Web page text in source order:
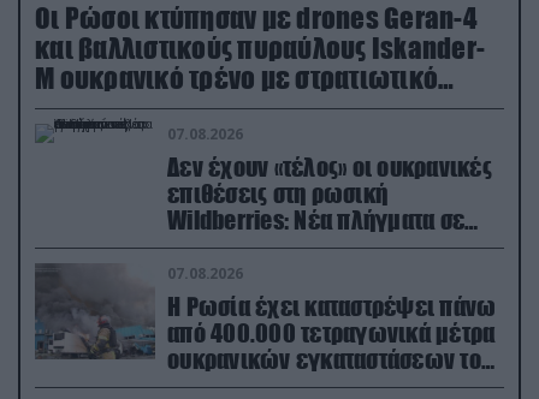
Οι Ρώσοι κτύπησαν με drones Geran-4
και βαλλιστικούς πυραύλους Iskander-
M ουκρανικό τρένο με στρατιωτικό
εξοπλισμό
07.08.2026
Δεν έχουν «τέλος» οι ουκρανικές
επιθέσεις στη ρωσική
Wildberries: Νέα πλήγματα σε
εγκαταστάσεις στα Ουράλια
07.08.2026
Η Ρωσία έχει καταστρέψει πάνω
από 400.000 τετραγωνικά μέτρα
ουκρανικών εγκαταστάσεων τον
Ιούλιο